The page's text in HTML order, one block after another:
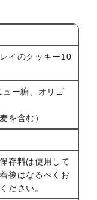
イのクッキー10
ー糖、オリゴ
を含む）
存料は使用して
後はなるべくお
ださい。